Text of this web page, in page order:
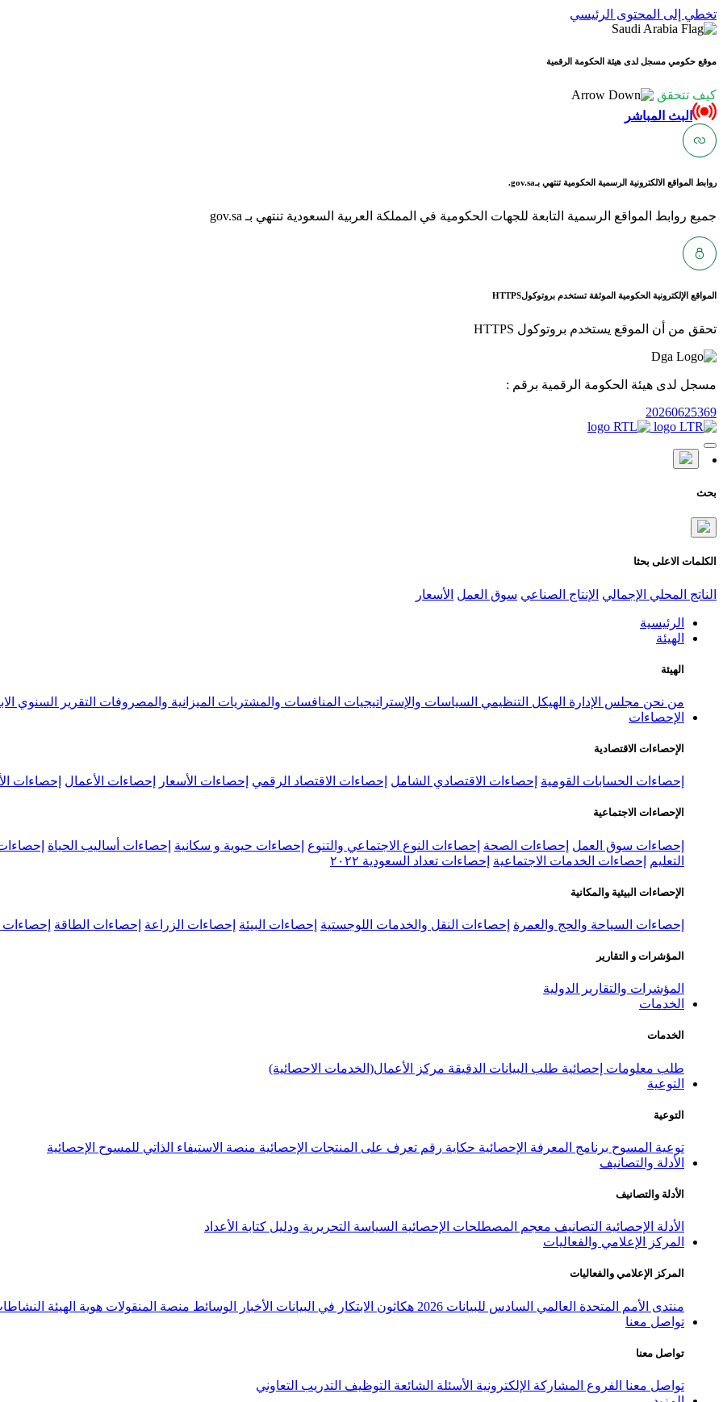
تخطي إلى المحتوى الرئيسي
موقع حكومي مسجل لدى هيئة الحكومة الرقمية
كيف تتحقق
البث المباشر
روابط المواقع الالكترونية الرسمية الحكومية تنتهي بـgov.sa.
جميع روابط المواقع الرسمية التابعة للجهات الحكومية في المملكة العربية السعودية تنتهي بـ gov.sa
المواقع الإلكترونية الحكومية الموثقة تستخدم بروتوكولHTTPS
تحقق من أن الموقع يستخدم بروتوكول HTTPS
مسجل لدى هيئة الحكومة الرقمية برقم :
20260625369
بحث
الكلمات الاعلى بحثا
الناتج المحلي الإجمالي الإنتاج الصناعي سوق العمل الأسعار
الرئيسية
الهيئة
الهيئة
من نحن مجلس الإدارة الهيكل التنظيمي السياسات والإستراتيجيات المنافسات والمشتريات الميزانية والمصروفات التقرير السنوي
الإحصاءات
الإحصاءات الاقتصادية
إحصاءات الحسابات القومية إحصاءات الاقتصادي الشامل إحصاءات الاقتصاد الرقمي إحصاءات الأسعار إحصاءات الأعمال إحصاءات
الإحصاءات الاجتماعية
إحصاءات سوق العمل إحصاءات الصحة إحصاءات النوع الاجتماعي والتنوع إحصاءات حيوية و سكانية إحصاءات أساليب الحياة
التعليم
إحصاءات الخدمات الاجتماعية إحصاءات تعداد السعودية ٢٠٢٢
الإحصاءات البيئية والمكانية
إحصاءات السياحة والحج والعمرة إحصاءات النقل والخدمات اللوجستية إحصاءات البيئة إحصاءات الزراعة إحصاءات الطاقة إحصاءات
المؤشرات و التقارير
المؤشرات والتقارير الدولية
الخدمات
الخدمات
طلب معلومات إحصائية طلب البيانات الدقيقة مركز الأعمال(الخدمات الاحصائية)
التوعية
التوعية
توعية المسوح برنامج المعرفة الإحصائية حكاية رقم تعرف على المنتجات الإحصائية منصة الاستيفاء الذاتي للمسوح الإحصائية
الأدلة والتصانيف
الأدلة والتصانيف
الأدلة الإحصائية التصانيف معجم المصطلحات الإحصائية السياسة التحريرية ودليل كتابة الأعداد
المركز الإعلامي والفعاليات
المركز الإعلامي والفعاليات
منتدى الأمم المتحدة العالمي السادس للبيانات 2026 هكاثون الابتكار في البيانات الأخبار الوسائط منصة المنقولات هوية الهيئة
تواصل معنا
تواصل معنا
تواصل معنا الفروع المشاركة الإلكترونية الأسئلة الشائعة التوظيف التدريب التعاوني